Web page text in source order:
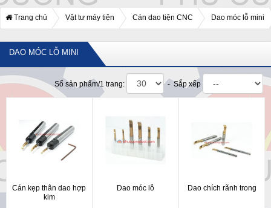
Trang chủ Vật tư máy tiện Cán dao tiện CNC Dao móc lỗ mini
DAO MÓC LỖ MINI
Số sản phẩm/1 trang: - Sắp xếp
Cán kẹp thân dao hợp
kim
Dao móc lỗ Dao chích rãnh trong